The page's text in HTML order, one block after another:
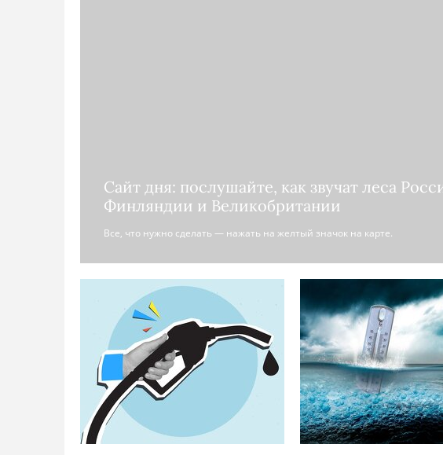
Сайт дня: послушайте, как звучат леса
Финляндии и Великобритании
Все, что нужно сделать — нажать на желтый значок на карте.